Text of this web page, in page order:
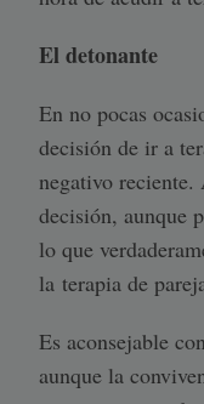
El detonante
En no pocas
decisión de ir a
negativo
decisión, aunque
lo que
la terapia de
Es aconsejable
aunque la